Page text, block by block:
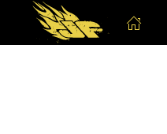
Skip to main content